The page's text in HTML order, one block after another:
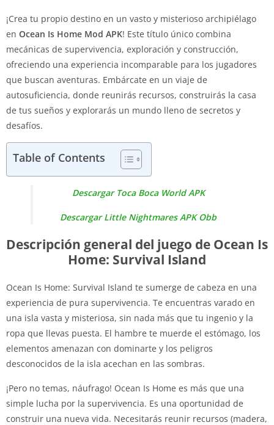
¡Crea tu propio destino en un vasto y misterioso archipiélago
en Ocean Is Home Mod APK! Este título único combina
mecánicas de supervivencia, exploración y construcción,
ofreciendo una experiencia incomparable para los jugadores
que buscan aventuras. Embárcate en un viaje de
autosuficiencia, donde reunirás recursos, construirás la casa
de tus sueños y explorarás un mundo lleno de secretos y
desafíos.
Table of Contents
Descargar Toca Boca World APK
Descargar Little Nightmares APK Obb
Descripción general del juego de Ocean Is
Home: Survival Island
Ocean Is Home: Survival Island te sumerge de cabeza en una
experiencia de pura supervivencia. Te encuentras varado en
una isla vasta y misteriosa, sin nada más que tu ingenio y la
ropa que llevas puesta. El hambre te muerde el estómago, los
elementos amenazan con dominarte y los peligros
desconocidos de la isla acechan en las sombras.
¡Pero no temas, náufrago! Ocean Is Home es más que una
simple lucha por la supervivencia. Es una oportunidad de
construir una nueva vida. Necesitarás reunir recursos (madera,